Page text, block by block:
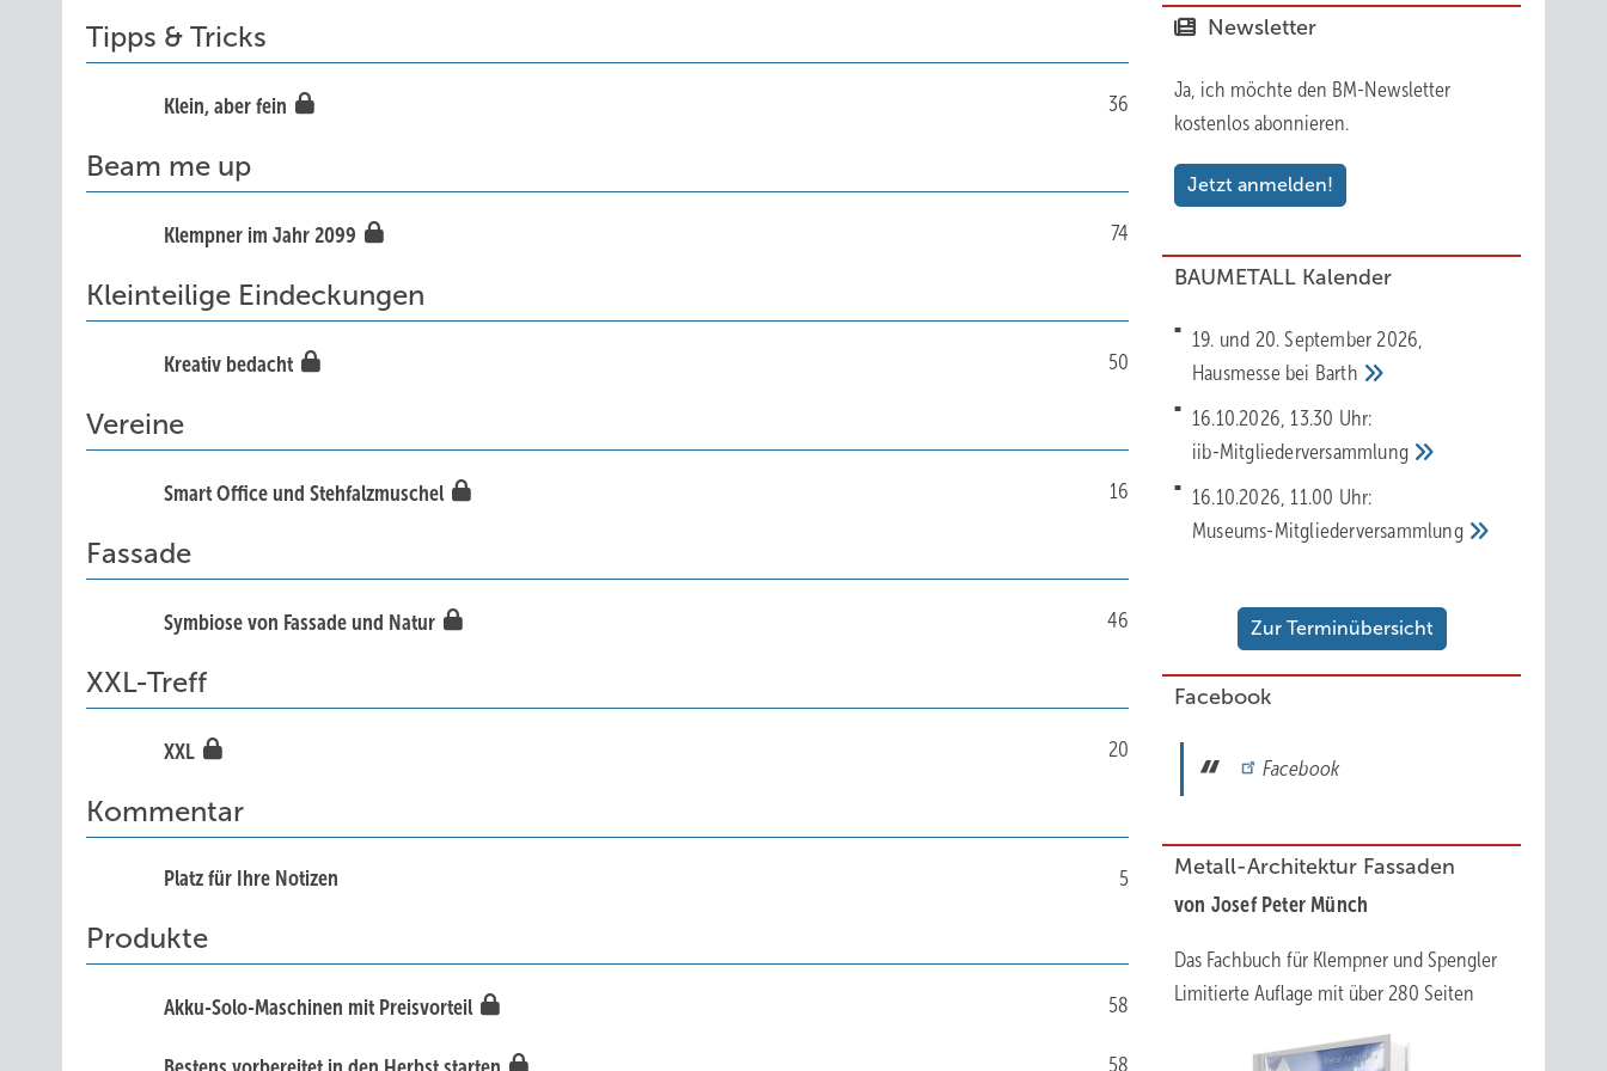
Tipps & Tricks
36
Klein, aber fein
Beam me up
74
Klempner im Jahr 2099
Kleinteilige Eindeckungen
50
Kreativ bedacht
Vereine
16
Smart Office und Stehfalzmuschel
Fassade
46
Symbiose von Fassade und Natur
XXL-Treff
20
XXL
Kommentar
5
Platz für Ihre Notizen
Produkte
58
Akku-Solo-Maschinen mit Preisvorteil
58
Newsletter
Ja, ich möchte den BM-Newsletter
kostenlos abonnieren.
Jetzt anmelden!
BAUMETALL Kalender
19. und 20. September 2026,
Hausmesse bei Barth
16.10.2026, 13.30 Uhr:
iib-Mitgliederversammlung
16.10.2026, 11.00 Uhr:
Museums-Mitgliederversammlung
Zur Terminübersicht
Facebook
Facebook
Metall-Architektur Fassaden
von Josef Peter Münch
Das Fachbuch für Klempner und Spengler
Limitierte Auflage mit über 280 Seiten